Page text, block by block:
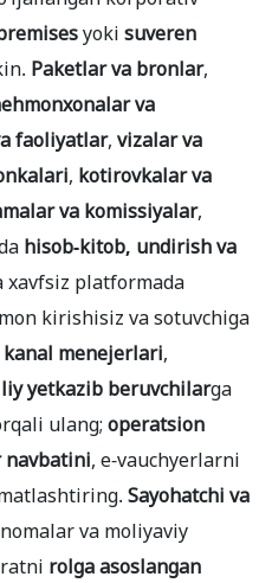
yokisuveren
Paketlar va bronlar,
va
faoliyatlar,vizalar va
,kotirovkalar va
va komissiyalar,
hisob-kitob, undirish va
platformada
kirishisiz va sotuvchiga
menejerlari,
yetkazib beruvchilarga
ulang;operatsion
, e-vauchyerlarni
Sayohatchi va
va moliyaviy
rolga asoslangan